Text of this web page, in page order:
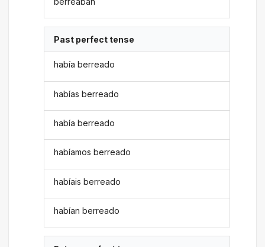
Past perfect tense
había berreado
habías berreado
había berreado
habíamos berreado
habíais berreado
habían berreado